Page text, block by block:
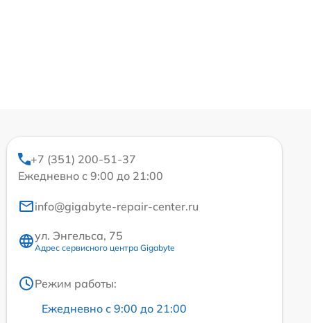
+7 (351) 200-51-37
Ежедневно с 9:00 до 21:00
info@gigabyte-repair-center.ru
ул. Энгельса, 75
Адрес сервисного центра Gigabyte
Режим работы:
Ежедневно с 9:00 до 21:00